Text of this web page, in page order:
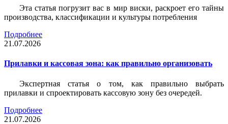
Эта статья погрузит вас в мир виски, раскроет его тайны
производства, классификации и культуры потребления
Подробнее
21.07.2026
Прилавки и кассовая зона: как правильно организовать
Экспертная статья о том, как правильно выбрать
прилавки и спроектировать кассовую зону без очередей.
Подробнее
21.07.2026